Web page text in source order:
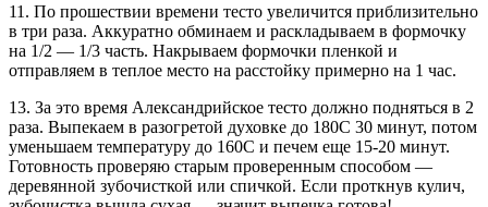
11. По прошествии времени тесто увеличится приблизительно
в три раза. Аккуратно обминаем и раскладываем в формочку
на 1/2 — 1/3 часть. Накрываем формочки пленкой и
отправляем в теплое место на расстойку примерно на 1 час.
13. За это время Александрийское тесто должно подняться в 2
раза. Выпекаем в разогретой духовке до 180С 30 минут, потом
уменьшаем температуру до 160С и печем еще 15-20 минут.
Готовность проверяю старым проверенным способом —
деревянной зубочисткой или спичкой. Если проткнув кулич,